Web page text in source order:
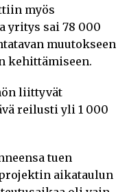
myös
yritys sai 78 000
muutokseen
kehittämiseen.
liittyvät
reilusti yli 1 000
tuen
aikataulun